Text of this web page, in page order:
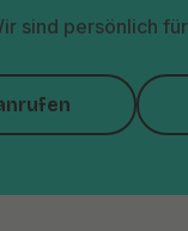
sind persönlich